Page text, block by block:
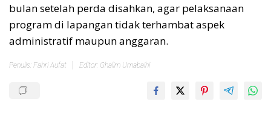
bulan setelah perda disahkan, agar pelaksanaan
program di lapangan tidak terhambat aspek
administratif maupun anggaran.
Penulis: Fahri Aufat Editor: Ghalim Umabaihi